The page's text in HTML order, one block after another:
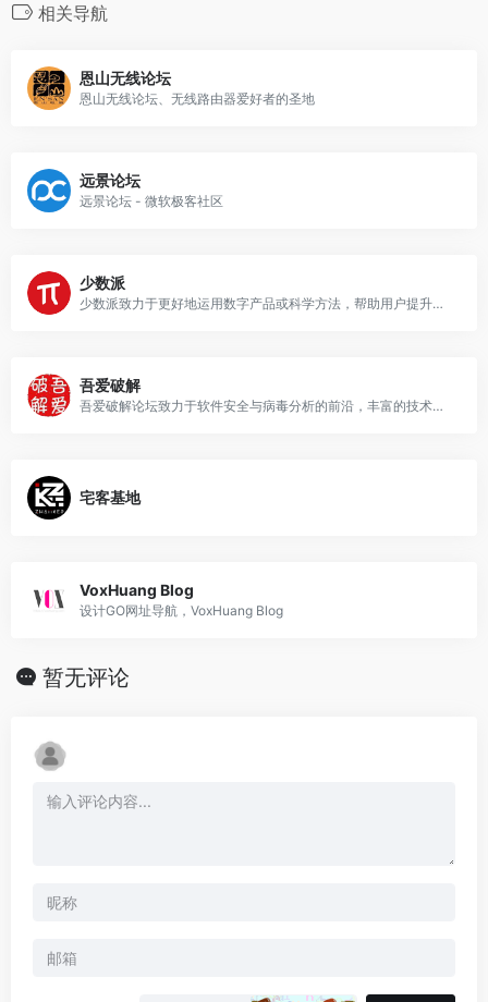
相关导航
恩山无线论坛
恩山无线论坛、无线路由器爱好者的圣地
远景论坛
远景论坛 - 微软极客社区
少数派
少数派致力于更好地运用数字产品或科学方法，帮助用户提升工作效率和生活品质
吾爱破解
吾爱破解论坛致力于软件安全与病毒分析的前沿，丰富的技术版块交相辉映，由无数热衷于软件加密解密及反病毒爱好者共同维护
宅客基地
VoxHuang Blog
设计GO网址导航，VoxHuang Blog
暂无评论